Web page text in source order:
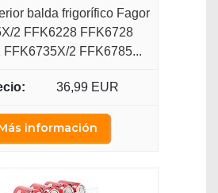
balda frigorífico Fagor
2 FFK6228 FFK6728
FFK6735X/2 FFK6785...
36,99 EUR
información